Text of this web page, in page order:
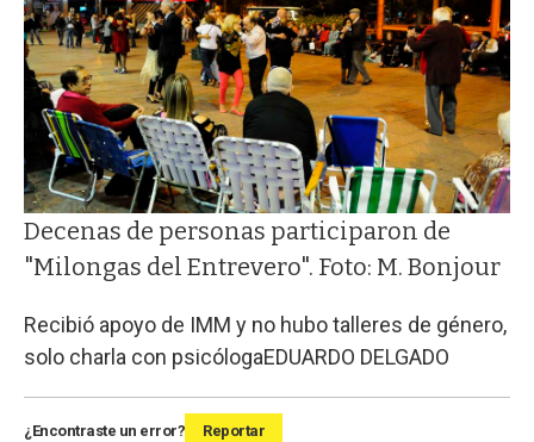
Decenas de personas participaron de
"Milongas del Entrevero". Foto: M. Bonjour
Recibió apoyo de IMM y no hubo talleres de género,
solo charla con psicólogaEDUARDO DELGADO
¿Encontraste un error? Reportar